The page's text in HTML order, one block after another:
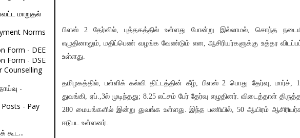
மாறுதல்
Norms
Form - DEE
Form - DSE
Counselling
-
- Pay
கூட...
பிளஸ் 2 தேர்வில், புத்தகத்தில் உள்ளது போன்று இல்லாமல், சொந்த
எழுதினாலும், மதிப்பெண் வழங்க வேண்டும் என, ஆசிரியர்களுக்கு உத்தர
உள்ளது.
தமிழகத்தில், பள்ளிக் கல்வி திட்டத்தின் கீழ், பிளஸ் 2 பொது தேர்வு, மார்ச்,
துவங்கி, ஏப்.,3ல் முடிந்தது; 8.25 லட்சம் பேர் தேர்வு எழுதினர். விடைத்தாள்
280 மையங்களில் இன்று துவங்க உள்ளது. இந்த பணியில், 50 ஆயிரம்
ஈடுபட உள்ளனர்.